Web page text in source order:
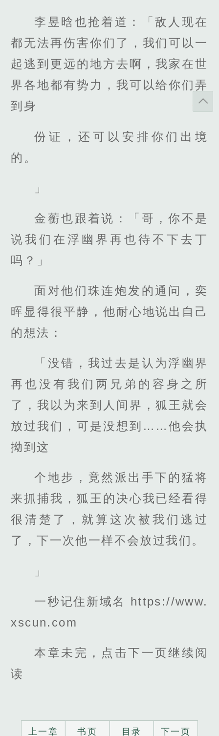
李昱晗也抢着道：「敌人现在
都无法再伤害你们了，我们可以一
起逃到更远的地方去啊，我家在世
界各地都有势力，我可以给你们弄
到身
份证，还可以安排你们出境
的。
」
金蘅也跟着说：「哥，你不是
说我们在浮幽界再也待不下去丁
吗？」
面对他们珠连炮发的通问，奕
晖显得很平静，他耐心地说出自己
的想法：
「没错，我过去是认为浮幽界
再也没有我们两兄弟的容身之所
了，我以为来到人间界，狐王就会
放过我们，可是没想到……他会执
拗到这
个地步，竟然派出手下的猛将
来抓捕我，狐王的决心我已经看得
很清楚了，就算这次被我们逃过
了，下一次他一样不会放过我们。
」
一秒记住新域名 https://www.
xscun.com
本章未完，点击下一页继续阅
读
上一章 书页 目录 下一页